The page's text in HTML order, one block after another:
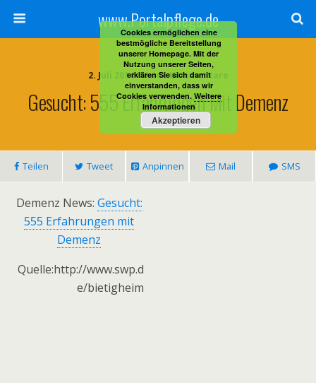
www.Portalpflege.de
2. Juli 2014 • Keine Kommentare
Gesucht: 555 Erfahrungen Mit Demenz
Teilen Tweet Anpinnen Mail SMS
Demenz News: Gesucht:
555 Erfahrungen mit
Demenz
Quelle:http://www.swp.d
e/bietigheim
Cookies ermöglichen eine
bestmögliche Bereitstellung
unserer Homepage. Mit der
Nutzung unserer Seiten,
erklären Sie sich damit
einverstanden, dass wir
Cookies verwenden. Weitere
Informationen
Akzeptieren